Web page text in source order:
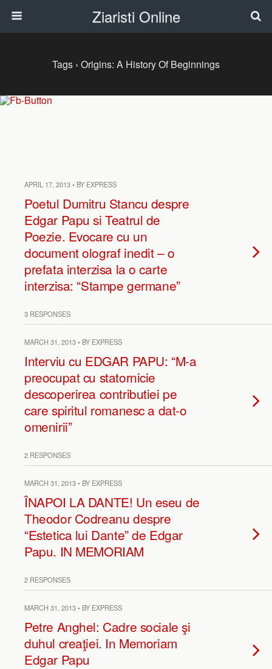
Ziaristi Online
Tags › Origins: A History Of Beginnings
APRIL 17, 2013 • BY EXPRESS
Poetul Dumitru Stancu despre
Edgar Papu si Teatrul de
Poezie. Evocare cu un
document olograf inedit – o
prefata interzisa la o carte
interzisa: “Stampe germane”
3 RESPONSES
MARCH 31, 2013 • BY EXPRESS
Interviu cu EDGAR PAPU: “M-a
preocupat cu statornicie
descoperirea contributiei pe
care spiritul romanesc a dat-o
omenirii”
2 RESPONSES
MARCH 31, 2013 • BY EXPRESS
ÎNAPOI LA DANTE! Un eseu de
Theodor Codreanu despre
“Estetica lui Dante” de Edgar
Papu. IN MEMORIAM
2 RESPONSES
MARCH 31, 2013 • BY EXPRESS
Petre Anghel: Cadre sociale şi
duhul creaţiei. In Memoriam
Edgar Papu